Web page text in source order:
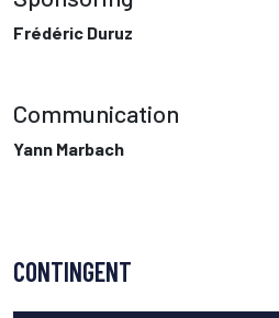
Frédéric Duruz
Communication
Yann Marbach
CONTINGENT